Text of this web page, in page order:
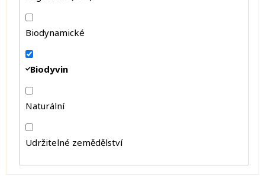
Biodynamické
Biodyvin
Naturální
Udržitelné zemědělství